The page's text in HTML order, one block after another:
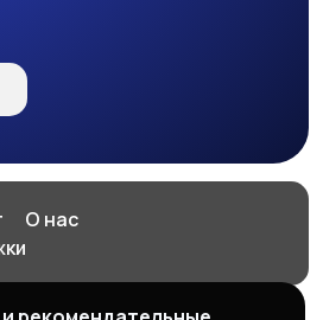
О нас